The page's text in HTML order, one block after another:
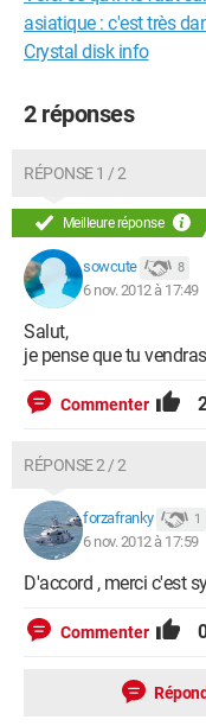
asiatique : c'est très
Crystal disk info
2 réponses
RÉPONSE 1 / 2
Meilleure réponse
sowcute 8
6 nov. 2012 à 17:49
Salut,
je pense que tu
Commenter
RÉPONSE 2 / 2
forzafranky 1
6 nov. 2012 à 17:59
D'accord , merci c'est
Commenter